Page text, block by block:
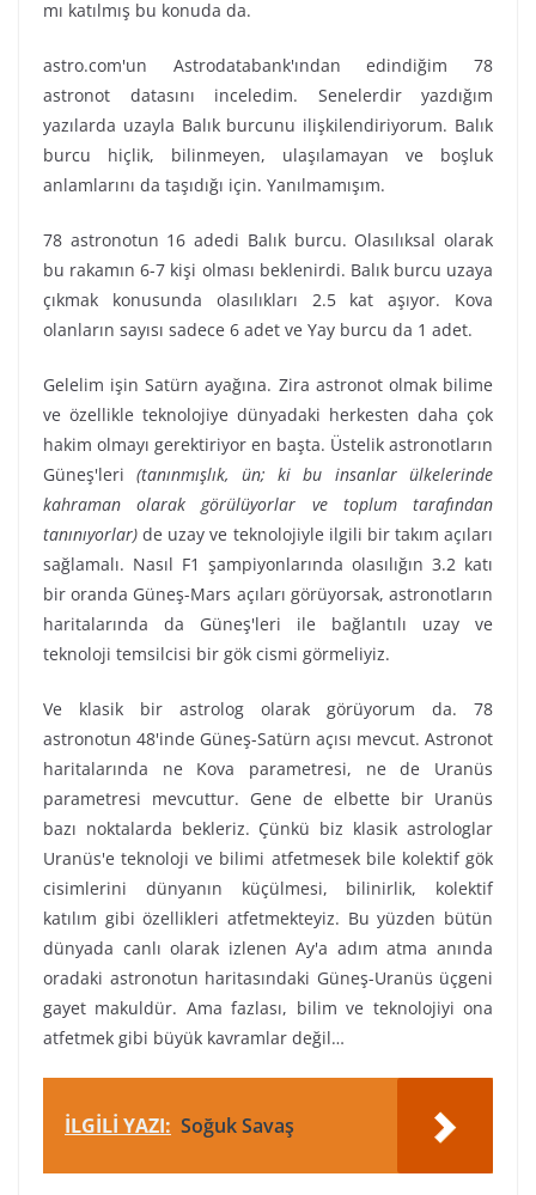
mı katılmış bu konuda da.
astro.com'un Astrodatabank'ından edindiğim 78
astronot datasını inceledim. Senelerdir yazdığım
yazılarda uzayla Balık burcunu ilişkilendiriyorum. Balık
burcu hiçlik, bilinmeyen, ulaşılamayan ve boşluk
anlamlarını da taşıdığı için. Yanılmamışım.
78 astronotun 16 adedi Balık burcu. Olasılıksal olarak
bu rakamın 6-7 kişi olması beklenirdi. Balık burcu uzaya
çıkmak konusunda olasılıkları 2.5 kat aşıyor. Kova
olanların sayısı sadece 6 adet ve Yay burcu da 1 adet.
Gelelim işin Satürn ayağına. Zira astronot olmak bilime
ve özellikle teknolojiye dünyadaki herkesten daha çok
hakim olmayı gerektiriyor en başta. Üstelik astronotların
Güneş'leri (tanınmışlık, ün; ki bu insanlar ülkelerinde
kahraman olarak görülüyorlar ve toplum tarafından
tanınıyorlar)de uzay ve teknolojiyle ilgili bir takım açıları
sağlamalı. Nasıl F1 şampiyonlarında olasılığın 3.2 katı
bir oranda Güneş-Mars açıları görüyorsak, astronotların
haritalarında da Güneş'leri ile bağlantılı uzay ve
teknoloji temsilcisi bir gök cismi görmeliyiz.
Ve klasik bir astrolog olarak görüyorum da. 78
astronotun 48'inde Güneş-Satürn açısı mevcut. Astronot
haritalarında ne Kova parametresi, ne de Uranüs
parametresi mevcuttur. Gene de elbette bir Uranüs
bazı noktalarda bekleriz. Çünkü biz klasik astrologlar
Uranüs'e teknoloji ve bilimi atfetmesek bile kolektif gök
cisimlerini dünyanın küçülmesi, bilinirlik, kolektif
katılım gibi özellikleri atfetmekteyiz. Bu yüzden bütün
dünyada canlı olarak izlenen Ay'a adım atma anında
oradaki astronotun haritasındaki Güneş-Uranüs üçgeni
gayet makuldür. Ama fazlası, bilim ve teknolojiyi ona
atfetmek gibi büyük kavramlar değil…
İLGİLİ YAZI: Soğuk Savaş